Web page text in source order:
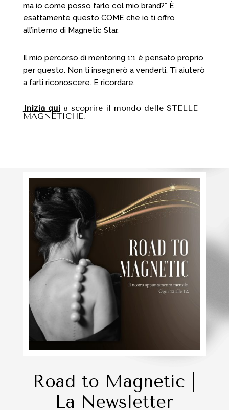
ma io come posso farlo col mio brand?” È
esattamente questo COME che io ti offro
all’interno di Magnetic Star.
Il mio percorso di mentoring 1:1 è pensato proprio
per questo. Non ti insegnerò a venderti. Ti aiuterò
a farti riconoscere. E ricordare.
Inizia quia scoprire il mondo delle STELLE
MAGNETICHE.
Road to Magnetic |
La Newsletter